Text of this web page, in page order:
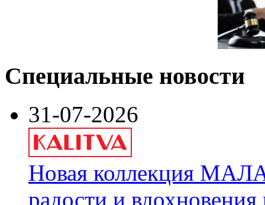
Специальные новости
31-07-2026
Новая коллекция
радости и